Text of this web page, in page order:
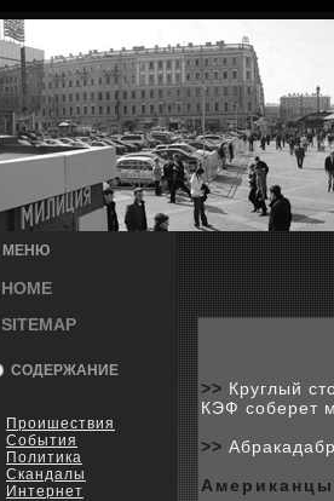
МЕНЮ
HOME
SITEMAP
СОДЕРЖАНИЕ
Пpoишествия
События
Политика
Скандалы
Интернет
>> Круглый
КЭФ соберет
>>